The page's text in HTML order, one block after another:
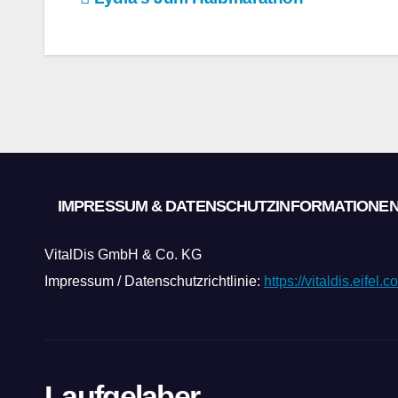
IMPRESSUM &
VitalDis GmbH & Co. KG
Impressum / Datenschutzrichtlinie: https://